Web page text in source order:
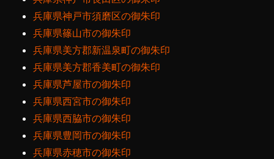
兵庫県神戸市須磨区の御朱印
兵庫県篠山市の御朱印
兵庫県美方郡新温泉町の御朱印
兵庫県美方郡香美町の御朱印
兵庫県芦屋市の御朱印
兵庫県西宮市の御朱印
兵庫県西脇市の御朱印
兵庫県豊岡市の御朱印
兵庫県赤穂市の御朱印